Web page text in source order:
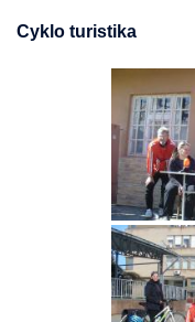
Cyklo turistika